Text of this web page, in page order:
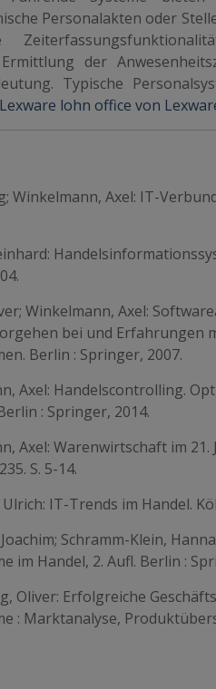
Personalakten oder
der
Typische
Lexware lohn office von
Winkelmann, Axel: IT-
Winkelmann, Axel:
bei und Erfahrungen
Berlin : Springer, 2007.
Axel: Handelscontrolling.
: Springer, 2014.
Axel: Warenwirtschaft im
S. 5-14.
IT-Trends im Handel.
Schramm-Klein,
im Handel, 2. Aufl. Berlin :
Oliver: Erfolgreiche
: Marktanalyse,